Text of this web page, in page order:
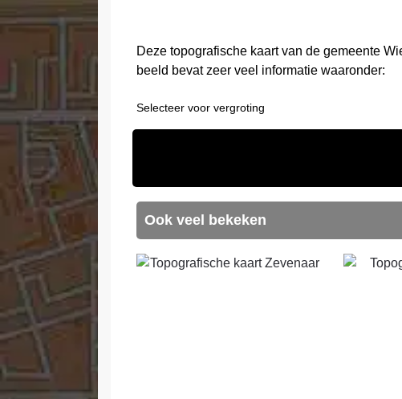
Deze topografische kaart van de gemeente
beeld bevat zeer veel informatie waaronder:
Selecteer voor vergroting
Ook veel bekeken